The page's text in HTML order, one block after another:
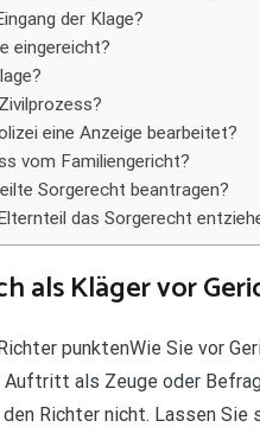
der Klage?
eingereicht?
eine Anzeige bearbeitet?
vom Familiengericht?
Sorgerecht beantragen?
das Sorgerecht
als Kläger vor
punktenWie Sie vor
als Zeuge oder
den Richter nicht. Lassen